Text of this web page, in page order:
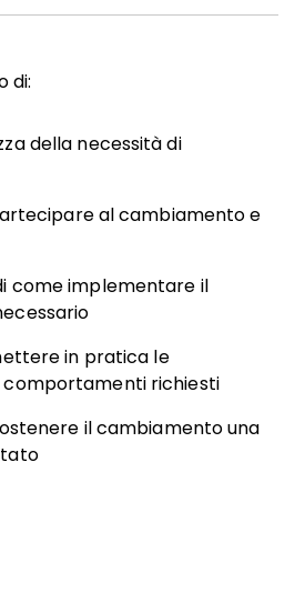
di:
della necessità di
al cambiamento e
come implementare il
in pratica le
comportamenti richiesti
il cambiamento una